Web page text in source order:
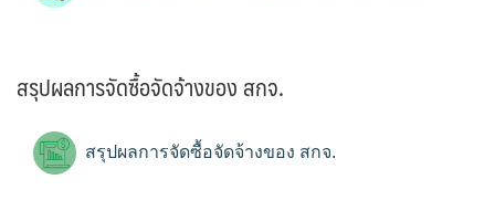
สรุปผลการจัดซื้อจัดจ้างของ สกจ.
สรุปผลการจัดซื้อจัดจ้างของ สกจ.